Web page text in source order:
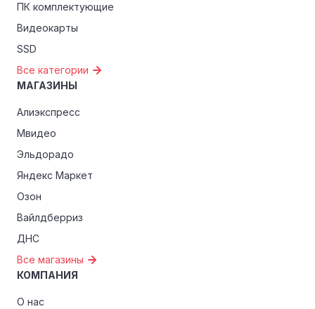
ПК комплектующие
Видеокарты
SSD
Все категории
МАГАЗИНЫ
Алиэкспресс
Мвидео
Эльдорадо
Яндекс Маркет
Озон
Вайлдберриз
ДНС
Все магазины
КОМПАНИЯ
О нас